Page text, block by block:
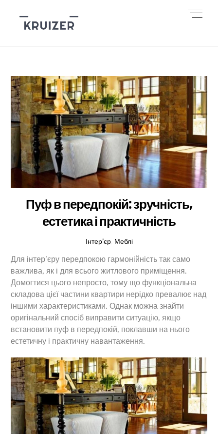
content
Пуф в передпокій: зручність,
естетика і практичність
Інтер’єр, Меблі
Для інтер’єру передпокою гармонійність так само
важлива, як і для всього житлового приміщення.
Домогтися цього непросто, тому що функціональна
складова цієї частини квартири нерідко превалює над
іншими характеристиками. Однак можна знайти
оригінальний спосіб виправити ситуацію, якщо
встановити пуф в передпокій, поклавши на нього
естетичну і практичну навантаження.